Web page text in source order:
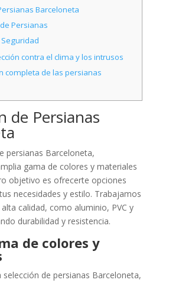
Barceloneta
Persianas
contra el clima y los intrusos
completa de las persianas
de Persianas
persianas Barceloneta,
gama de colores y materiales
objetivo es ofrecerte opciones
necesidades y estilo. Trabajamos
calidad, como aluminio, PVC y
durabilidad y resistencia.
de colores y
de persianas Barceloneta,